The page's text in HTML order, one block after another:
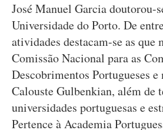
José Manuel Garcia doutorou-
Universidade do Porto. De
atividades destacam-se as que
Comissão Nacional para as
Descobrimentos Portugueses e
Calouste Gulbenkian, além de
universidades portuguesas e
Pertence à Academia